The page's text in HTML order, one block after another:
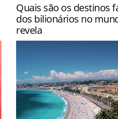
Quais são os destinos
dos bilionários no
revela